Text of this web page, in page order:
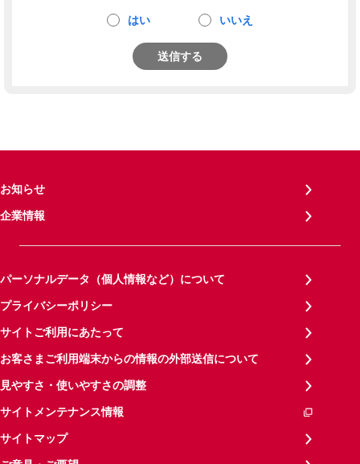
はい いいえ
送信する
お知らせ
企業情報
パーソナルデータ（個人情報など）について
プライバシーポリシー
サイトご利用にあたって
お客さまご利用端末からの情報の外部送信について
見やすさ・使いやすさの調整
サイトメンテナンス情報
サイトマップ